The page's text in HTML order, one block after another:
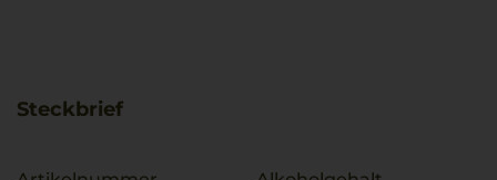
Steckbrief